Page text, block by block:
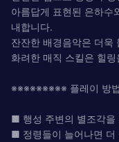
아름답게 표현된 은하수
내합니다.
잔잔한 배경음악은 더욱
화려한 매직 스킬은 힐
※※※※※※※※※ 플레이 방
■ 행성 주변의 별조각을
■ 정령들이 늘어나면 더